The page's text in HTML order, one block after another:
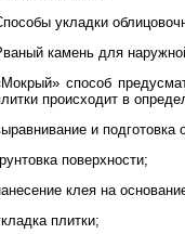
укладки
камень для
способ
происходит в
и подготовка
поверхности;
клея на
плитки;